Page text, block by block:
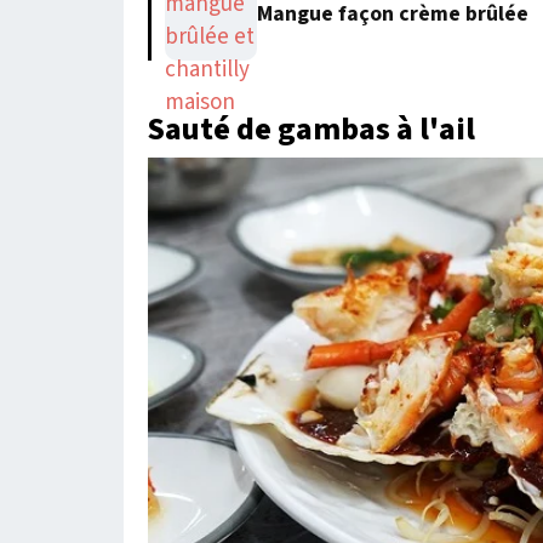
Mangue façon crème brûlée
Sauté de gambas à l'ail